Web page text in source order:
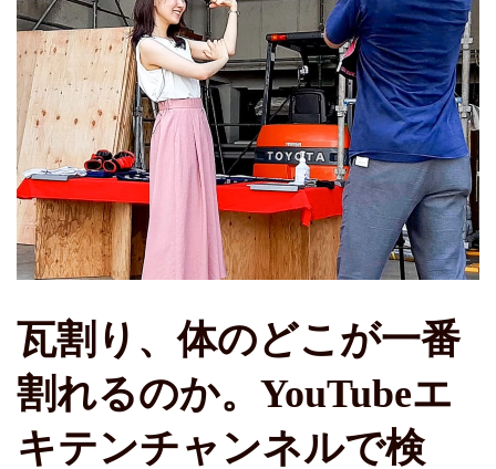
瓦割り、体のどこが一番
割れるのか。YouTubeエ
キテンチャンネルで検